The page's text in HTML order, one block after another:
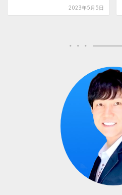
2023年5月5日